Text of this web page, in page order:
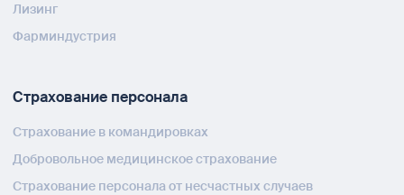
Лизинг
Фарминдустрия
Страхование персонала
Страхование в командировках
Добровольное медицинское страхование
Страхование персонала от несчастных случаев